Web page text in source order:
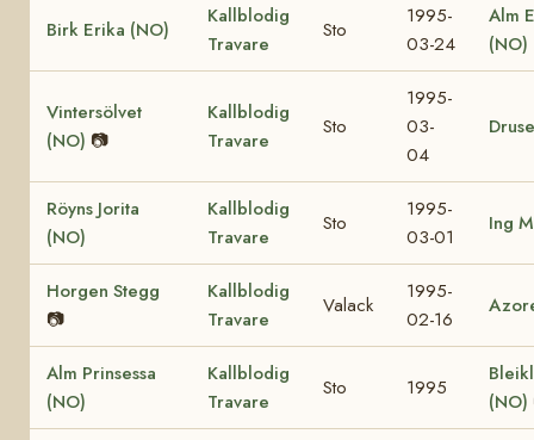
Birk Erika (NO)
Kallblodig
Travare
Sto
1995-
03-24
Alm
(NO)
Vintersölvet
(NO) 📷
Kallblodig
Travare
Sto
1995-
03-
04
Röyns Jorita
(NO)
Kallblodig
Travare
Sto
1995-
03-01
Ing
Horgen Stegg
📷
Kallblodig
Travare
Valack
1995-
02-16
Alm Prinsessa
(NO)
Kallblodig
Travare
Sto 1995
(NO)